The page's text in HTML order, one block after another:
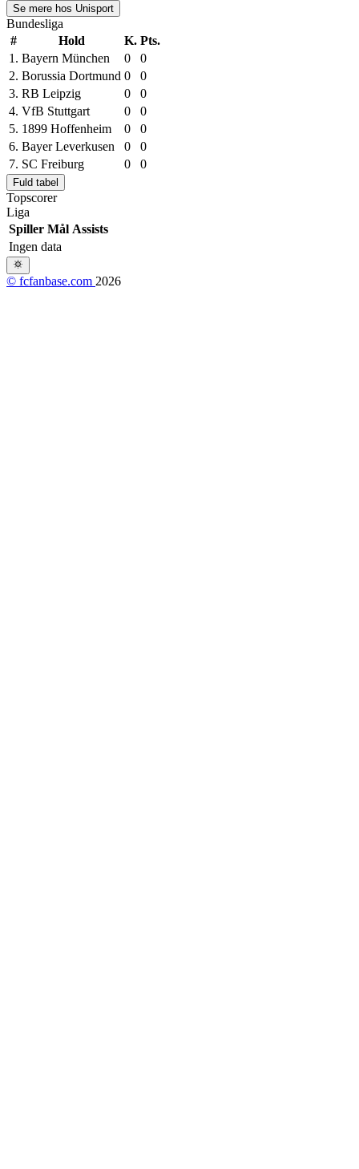
Se mere hos Unisport
Bundesliga
#
Hold K. Pts.
1. Bayern München 0
0
2. Borussia Dortmund 0
0
3. RB Leipzig 0
0
4. VfB Stuttgart 0
0
5. 1899 Hoffenheim 0
0
6. Bayer Leverkusen 0
0
7. SC Freiburg 0 0
Fuld tabel
Topscorer
Liga
Spiller Mål Assists
Ingen data
© fcfanbase.com 2026